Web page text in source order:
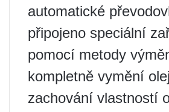
automatické
připojeno speciální
pomocí metody
kompletně vymění
zachování vlastností